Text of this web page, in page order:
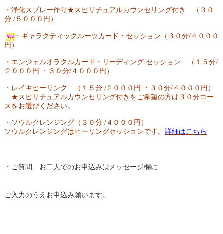
・浄化スプレー作り★スピリチュアルカウンセリング付き （３０
分 /５０００円）
・ギャラクティックルーツカード・セッション（３０分/４０００
円）
・エンジェルオラクルカード・リーディング セッション （１５分/
２０００円 ・３０分/４０００円）
・レイキヒーリング （１５分 /２０００円 ・３０分/４０００円）
★スピリチュアルカウンセリング付きをご希望の方は３０分コー
スをお選びください。
・ソウルクレンジング（３０分 /４０００円）
ソウルクレンジングはヒーリングセッションです。 詳細はこちら
・ご質問、お二人でのお申込みはメッセージ欄に
ご入力のうえお申込み願います。